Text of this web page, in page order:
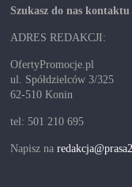
Szukasz do nas kontaktu
ADRES REDAKCJI:
OfertyPromocje.pl
ul. Spółdzielców 3/325
62-510 Konin
tel: 501 210 695
Napisz na